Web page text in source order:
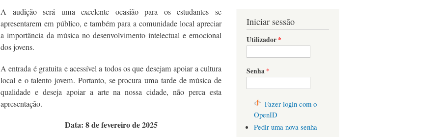
A audição será uma excelente ocasião para os estudantes se
apresentarem em público, e também para a comunidade local apreciar
a importância da música no desenvolvimento intelectual e emocional
dos jovens.
A entrada é gratuita e acessível a todos os que desejam apoiar a cultura
local e o talento jovem. Portanto, se procura uma tarde de música de
qualidade e deseja apoiar a arte na nossa cidade, não perca esta
apresentação.
Data: 8 de fevereiro de 2025
Iniciar sessão
Utilizador*
Senha*
Fazer login com o
OpenID
Pedir uma nova senha